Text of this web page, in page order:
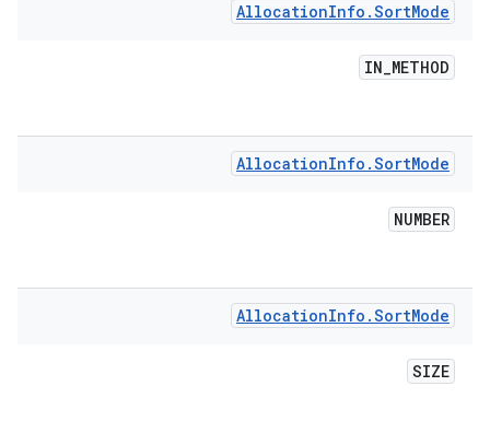
AllocationInfo .SortMode
IN_METHOD
AllocationInfo .SortMode
NUMBER
AllocationInfo .SortMode
SIZE